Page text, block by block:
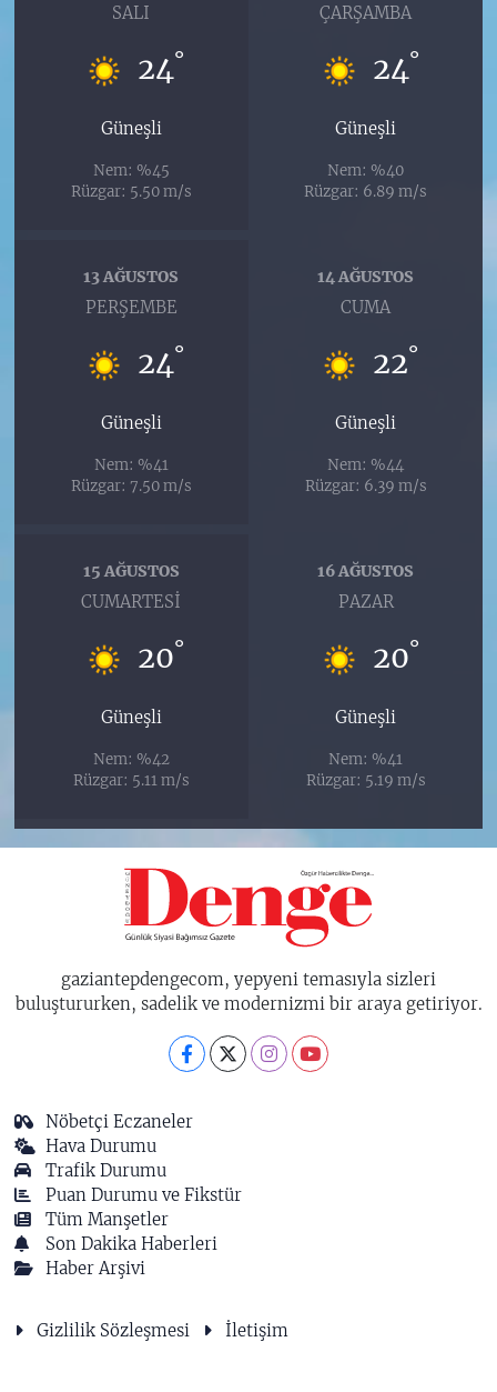
SALI
24°
Güneşli
Nem: %45
Rüzgar: 5.50 m/s
ÇARŞAMBA
24°
Güneşli
Nem: %40
Rüzgar: 6.89 m/s
13 AĞUSTOS
PERŞEMBE
24°
Güneşli
Nem: %41
Rüzgar: 7.50 m/s
14 AĞUSTOS
CUMA
22°
Güneşli
Nem: %44
Rüzgar: 6.39 m/s
15 AĞUSTOS
CUMARTESI
20°
Güneşli
Nem: %42
Rüzgar: 5.11 m/s
16 AĞUSTOS
PAZAR
20°
Güneşli
Nem: %41
Rüzgar: 5.19 m/s
gaziantepdengecom, yepyeni temasıyla sizleri
buluştururken, sadelik ve modernizmi bir araya getiriyor.
Nöbetçi Eczaneler
Hava Durumu
Trafik Durumu
Puan Durumu ve Fikstür
Tüm Manşetler
Son Dakika Haberleri
Haber Arşivi
Gizlilik Sözleşmesi İletişim